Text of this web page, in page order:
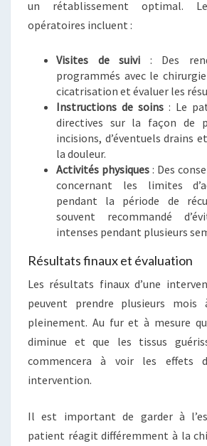
un rétablissement optimal.
opératoires incluent :
Visites de suivi : Des
programmés avec le
cicatrisation et évaluer les
Instructions de soins : Le
directives sur la façon de
incisions, d’éventuels drains
la douleur.
Activités physiques : Des
concernant les limites
pendant la période de
souvent recommandé
intenses pendant plusieurs
Résultats finaux et évaluation
Les résultats finaux d’une
peuvent prendre plusieurs mois
pleinement. Au fur et à mesure
diminue et que les tissus
commencera à voir les effets
intervention.
Il est important de garder à
patient réagit différemment à la